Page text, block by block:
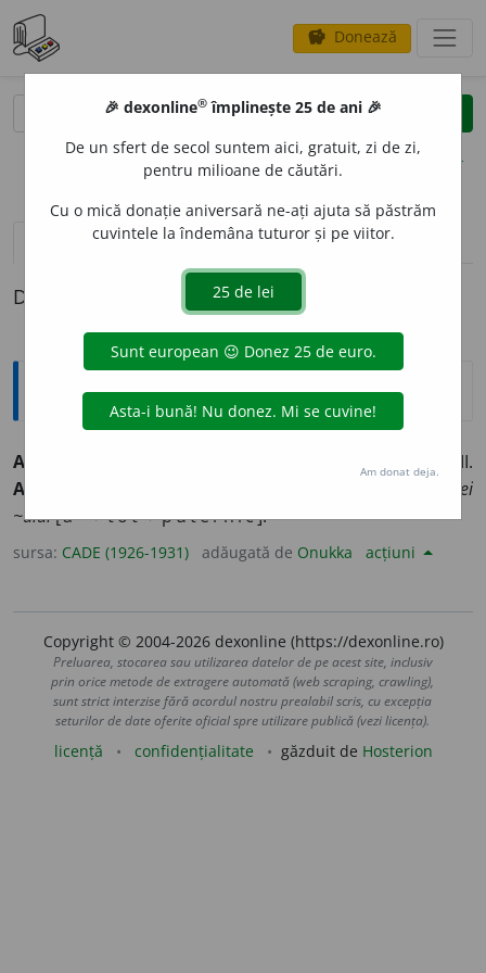
savings Donează
clear
opțiuni
definiții (1) pronunțievolume_up (9)
Definiția cu ID-ul 1334542:
Explicative DEX
ATOTPUT
Care are o putere nemărginită. II.
ATOTPUT
să ne supunem voinței
~ului[a +tot+puternic].
sursa: CADE (1926-1931) adăugată de Onukka acțiuni
Copyright © 2004-2026 dexonline (https://dexonline.ro)
Preluarea, stocarea sau utilizarea datelor de pe acest site, inclusiv
prin orice metode de extragere automată (web scraping, crawling),
sunt strict interzise fără acordul nostru prealabil scris, cu excepția
seturilor de date oferite oficial spre utilizare publică (vezi licența).
licență confidențialitate găzduit de Hosterion
🎉 dexonline® împlinește 25 de ani 🎉
De un sfert de secol suntem aici, gratuit, zi de zi,
pentru milioane de căutări.
Cu o mică donație aniversară ne-ați ajuta să păstrăm
cuvintele la îndemâna tuturor și pe viitor.
Am donat deja.